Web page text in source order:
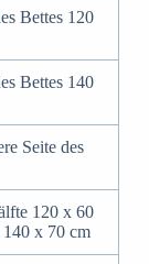
Bettes 120
Bettes 140
Seite des
120 x 60
140 x 70 cm